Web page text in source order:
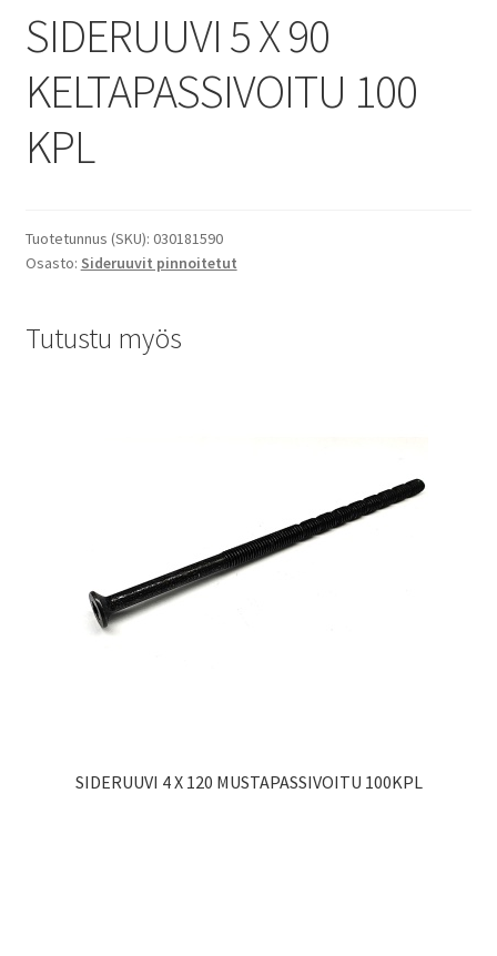
SIDERUUVI 5 X 90
KELTAPASSIVOITU 100
KPL
Tuotetunnus (SKU): 030181590
Osasto: Sideruuvit pinnoitetut
Tutustu myös
SIDERUUVI 4 X 120 MUSTAPASSIVOITU 100KPL